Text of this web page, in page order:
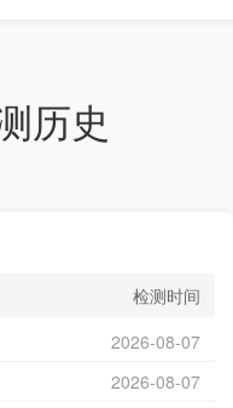
历史
检测时间
2026-08-07
2026-08-07